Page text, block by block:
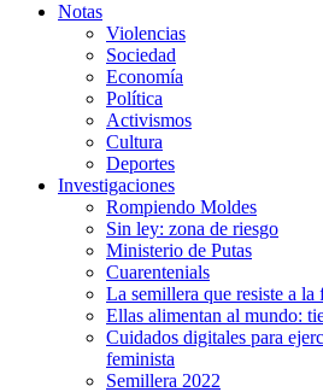
Notas
Violencias
Sociedad
Economía
Política
Activismos
Cultura
Deportes
Investigaciones
Rompiendo Moldes
Sin ley: zona de riesgo
Ministerio de Putas
Cuarentenials
La semillera que resiste a la
Ellas alimentan al mundo:
Cuidados digitales para
feminista
Semillera 2022